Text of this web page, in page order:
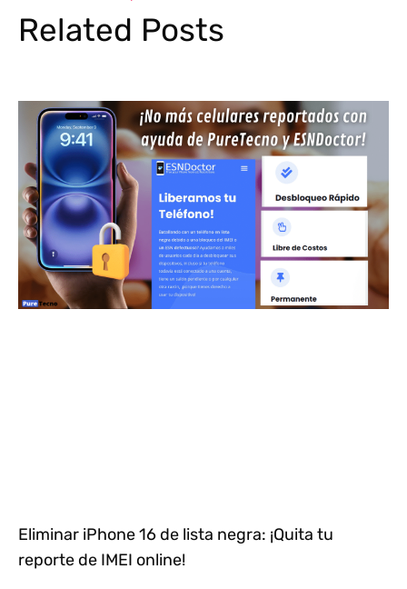
Related Posts
Eliminar iPhone 16 de lista negra: ¡Quita tu
reporte de IMEI online!